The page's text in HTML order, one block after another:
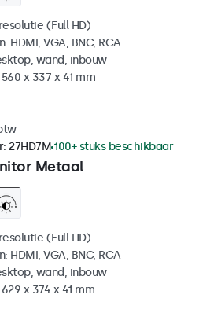
(Full HD)
HDMI, VGA, BNC, RCA
wand, inbouw
x 337 x 41 mm
Metaal
27HD7M 100+ stuks beschikbaar
(Full HD)
HDMI, VGA, BNC, RCA
wand, inbouw
x 374 x 41 mm